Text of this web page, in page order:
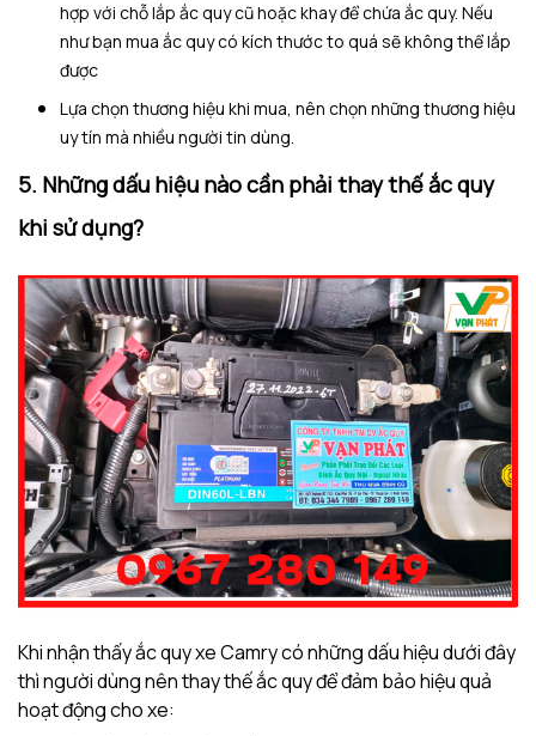
hợp với chỗ lắp ắc quy cũ hoặc khay để chứa ắc quy. Nếu
như bạn mua ắc quy có kích thước to quá sẽ không thể lắp
được
Lựa chọn thương hiệu khi mua, nên chọn những thương hiệu
uy tín mà nhiều người tin dùng.
5. Những dấu hiệu nào cần phải thay thế ắc quy
khi sử dụng?
Khi nhận thấy ắc quy xe Camry có những dấu hiệu dưới đây
thì người dùng nên thay thế ắc quy để đảm bảo hiệu quả
hoạt động cho xe: